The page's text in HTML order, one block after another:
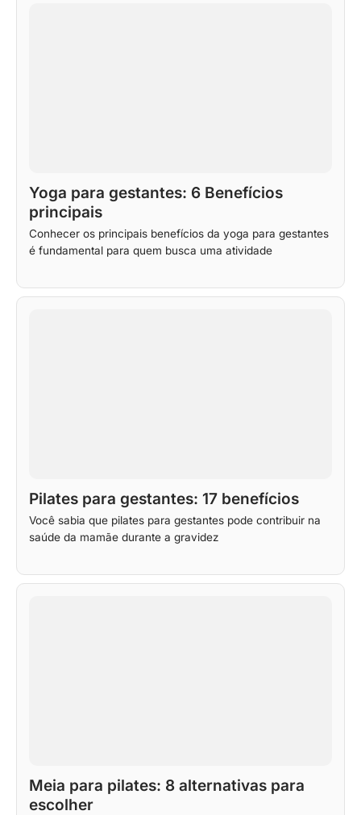
Yoga para gestantes: 6 Benefícios
principais
Conhecer os principais benefícios da yoga para gestantes
é fundamental para quem busca uma atividade
Pilates para gestantes: 17 benefícios
Você sabia que pilates para gestantes pode contribuir na
saúde da mamãe durante a gravidez
Meia para pilates: 8 alternativas para
escolher